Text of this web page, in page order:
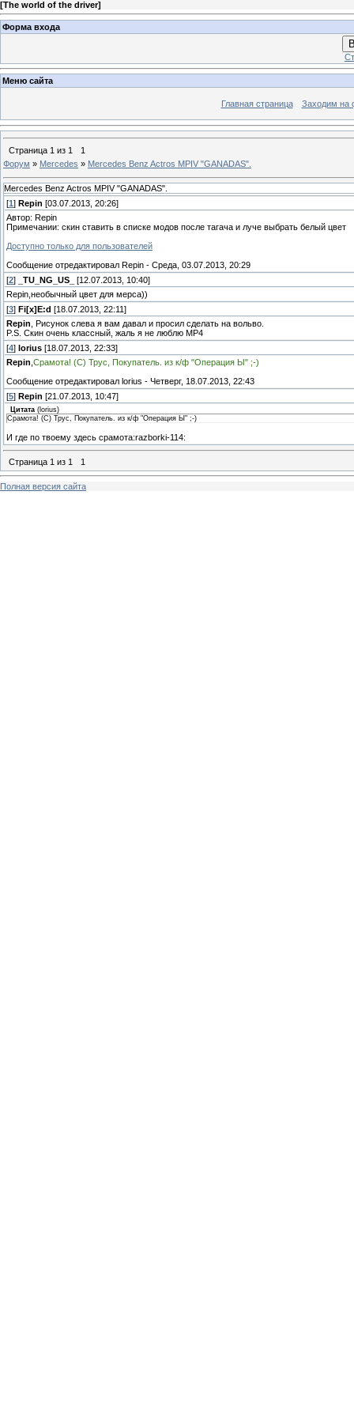
[The world of the driver]
Форма входа
Меню сайта
Главная страница Заходим на
Страница 1 из 1
1
Форум » Mercedes » Mercedes Benz Actros MPIV "GANADAS".
Mercedes Benz Actros MPIV "GANADAS".
[1 ] Repin [03.07.2013, 20:26]
Автор: Repin
Примечании: скин ставить в списке модов после тагача и луче выбрать белый цвет
Доступно только для пользователей
Сообщение отредактировал Repin - Среда, 03.07.2013, 20:29
[2] _TU_NG_US_
[12.07.2013, 10:40]
Repin,необычный цвет для мерса))
[3] Fi[x]E:d [18.07.2013, 22:11]
Repin , Рисунок слева я вам давал и просил сделать на вольво.
P.S. Скин очень классный, жаль я не люблю MP4
[4] lorius [18.07.2013, 22:33]
Repin Срамота! (С) Трус, Покупатель. из к/ф "Операция Ы" ;-)
Сообщение отредактировал lorius - Четверг, 18.07.2013, 22:43
[5] Repin [21.07.2013, 10:47]
Цитата ( lorius)
Срамота! (С) Трус, Покупатель. из к/ф "Операция Ы" ;-)
И где по твоему здесь срамота:razborki-114:
Страница 1 из 1 1
Полная версия сайта